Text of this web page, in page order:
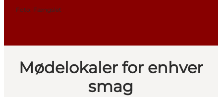
Foto: Fængslet
Mødelokaler for enhver
smag